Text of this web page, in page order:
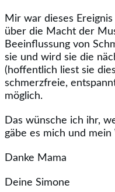
Mir war dieses
über die Macht der
Beeinflussung von
sie und wird sie die
(hoffentlich liest sie
schmerzfreie,
möglich.
Das wünsche ich ihr,
gäbe es mich und
Danke Mama
Deine Simone